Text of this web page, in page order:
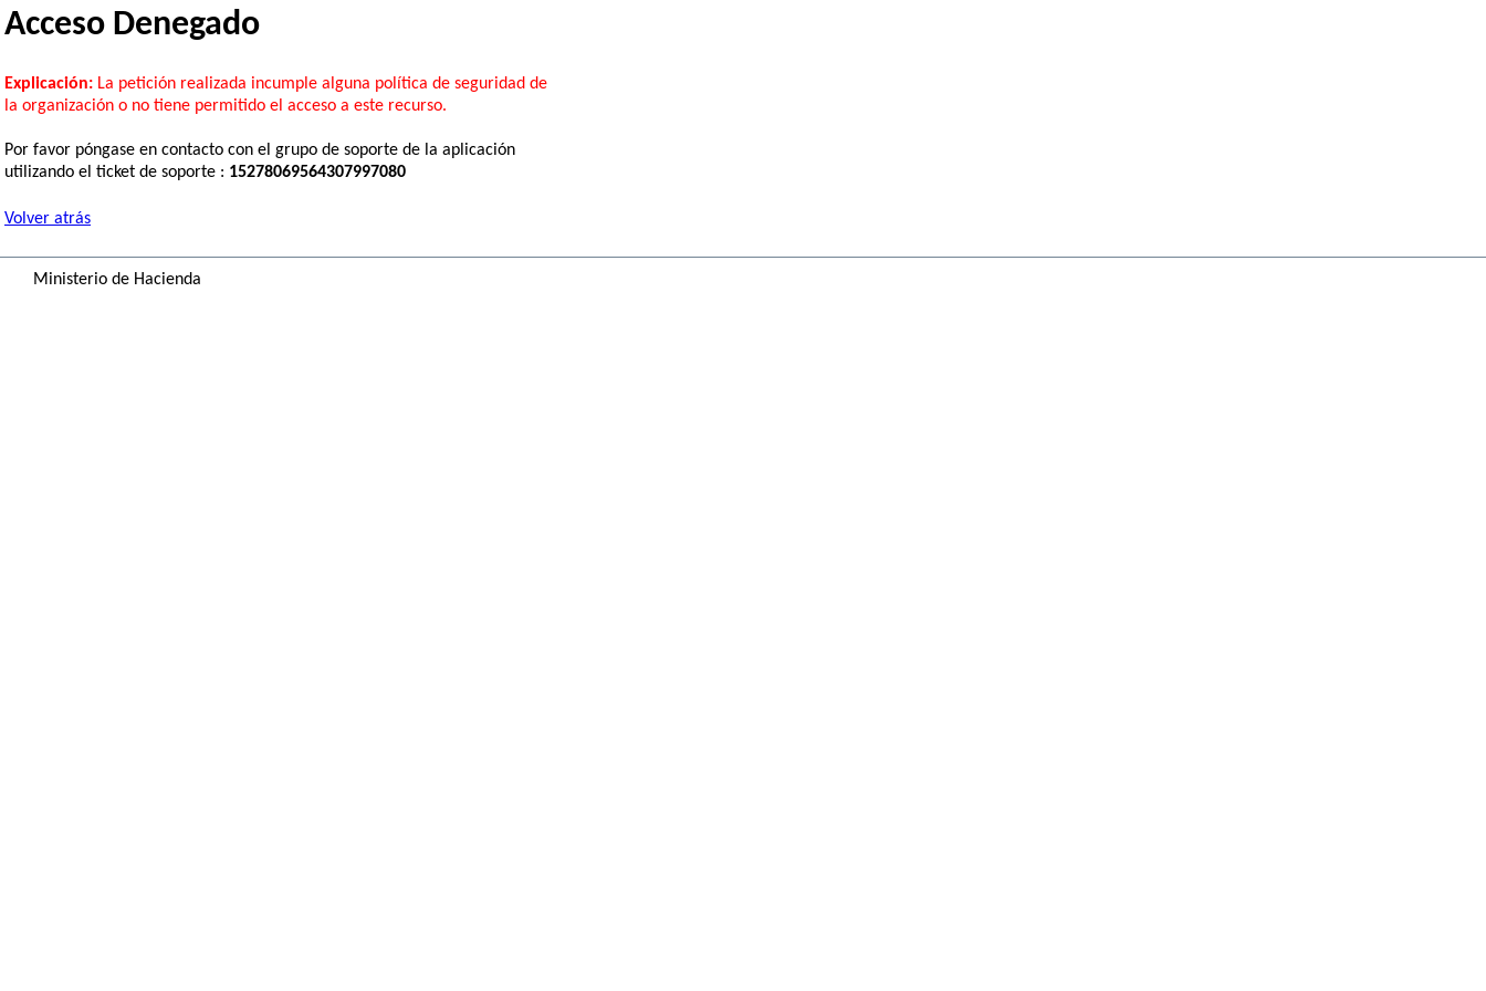
Acceso Denegado
Explicación: La petición realizada incumple alguna política de seguridad de
la organización o no tiene permitido el acceso a este recurso.
Por favor póngase en contacto con el grupo de soporte de la aplicación
utilizando el ticket de soporte : 15278069564307997080
Volver atrás
Ministerio de Hacienda